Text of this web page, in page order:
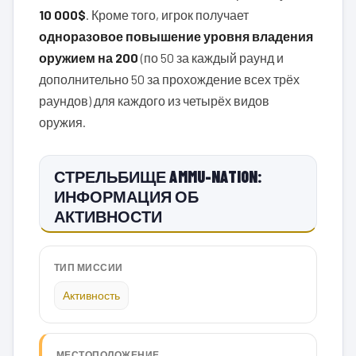
10 000$. Кроме того, игрок получает
одноразовое повышение уровня владения
оружием на 200(по 50 за каждый раунд и
дополнительно 50 за прохождение всех трёх
раундов) для каждого из четырёх видов
оружия.
СТРЕЛЬБИЩЕ AMMU-NATION:
ИНФОРМАЦИЯ ОБ
АКТИВНОСТИ
ТИП МИССИИ
Активность